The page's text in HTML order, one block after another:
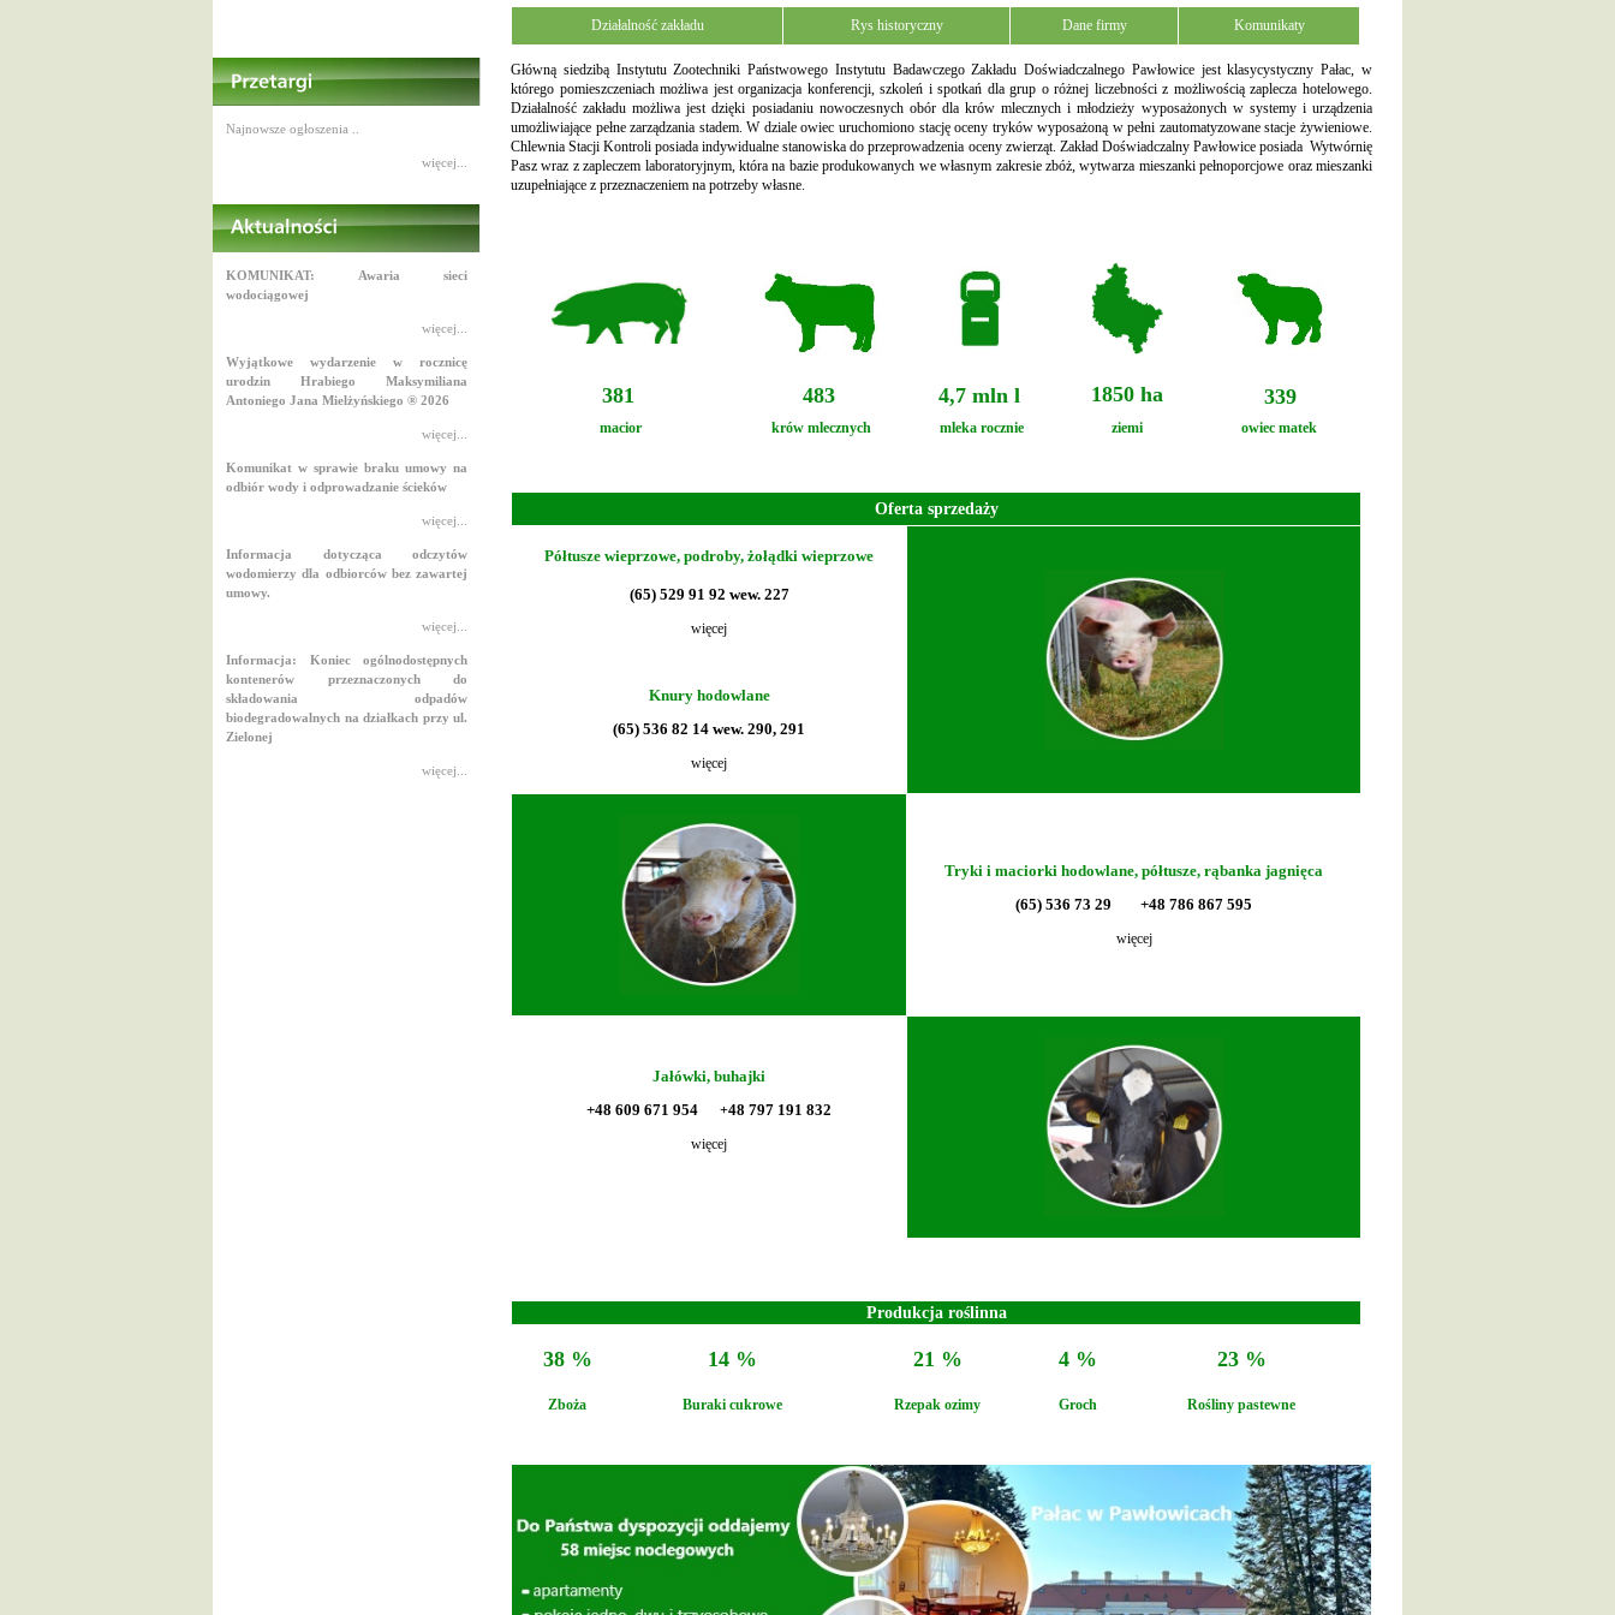
Najnowsze ogłoszenia ..
więcej...
KOMUNIKAT: Awaria sieci
wodociągowej
więcej...
Wyjątkowe wydarzenie w rocznicę
urodzin Hrabiego Maksymiliana
Antoniego Jana Mielżyńskiego ® 2026
więcej...
Komunikat w sprawie braku umowy na
odbiór wody i odprowadzanie ścieków
więcej...
Informacja dotycząca odczytów
wodomierzy dla odbiorców bez zawartej
umowy.
więcej...
Informacja: Koniec ogólnodostępnych
kontenerów przeznaczonych do
składowania odpadów
biodegradowalnych na działkach przy ul.
Zielonej
więcej...
Działalność zakładu Rys historyczny Dane firmy Komunikaty
Główną siedzibą Instytutu Zootechniki Państwowego Instytutu Badawczego Zakładu Doświadczalnego Pawłowice jest klasycystyczny Pałac, w
którego pomieszczeniach możliwa jest organizacja konferencji, szkoleń i spotkań dla grup o różnej liczebności z możliwością zaplecza hotelowego.
Działalność zakładu możliwa jest dzięki posiadaniu nowoczesnych obór dla krów mlecznych i młodzieży wyposażonych w systemy i urządzenia
umożliwiające pełne zarządzania stadem. W dziale owiec uruchomiono stację oceny tryków wyposażoną w pełni zautomatyzowane stacje żywieniowe.
Chlewnia Stacji Kontroli posiada indywidualne stanowiska do przeprowadzenia oceny zwierząt. Zakład Doświadczalny Pawłowice posiada Wytwórnię
Pasz wraz z zapleczem laboratoryjnym, która na bazie produkowanych we własnym zakresie zbóż, wytwarza mieszanki pełnoporcjowe oraz mieszanki
uzupełniające z przeznaczeniem na potrzeby własne.
381 483 4,7 mln l 1850 ha 339
macior krów mlecznych mleka rocznie ziemi owiec matek
Oferta sprzedaży
Półtusze wieprzowe, podroby, żołądki wieprzowe
(65) 529 91 92 wew. 227
więcej
Knury hodowlane
(65) 536 82 14 wew. 290, 291
więcej
Tryki i maciorki hodowlane, półtusze, rąbanka jagnięca
(65) 536 73 29 +48 786 867 595
więcej
Jałówki, buhajki
+48 609 671 954 +48 797 191 832
więcej
Produkcja roślinna
38 % 14 % 21 % 4 % 23 %
Zboża Buraki cukrowe Rzepak ozimy Groch Rośliny pastewne